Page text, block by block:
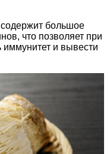
большое
что позволяет при
иммунитет и вывести